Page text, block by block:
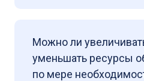
Можно ли
уменьшать ресурсы
по мере